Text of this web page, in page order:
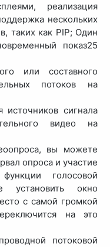
реализация
нескольких
таких как PIP; Один
показ25
или составного
потоков на
сигнала
видео на
вы можете
опроса и участие
голосовой
установить окно
с самой громкой
на это
потоковой